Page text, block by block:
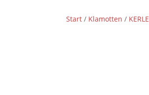
Start / Klamotten / KERLE